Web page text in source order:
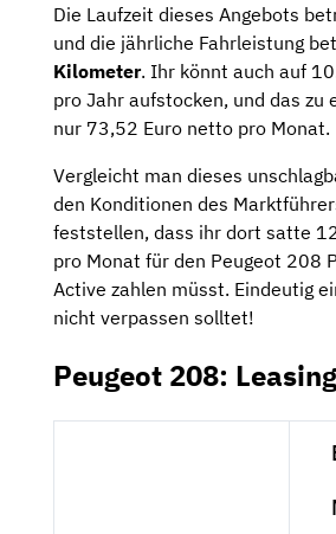
Die Laufzeit dieses Angebots
und die jährliche Fahrleistung
Kilometer. Ihr könnt auch auf
pro Jahr aufstocken, und das zu
nur 73,52 Euro netto pro Monat.
Vergleicht man dieses
den Konditionen des
feststellen, dass ihr dort satte
pro Monat für den Peugeot 208
Active zahlen müsst. Eindeutig
nicht verpassen solltet!
Peugeot 208: